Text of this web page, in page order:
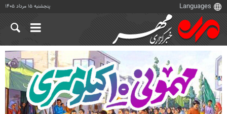
پنجشنبه ۱۵ مرداد ۱۴۰۵